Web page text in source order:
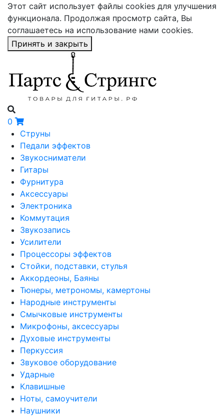
Этот сайт использует файлы cookies для улучшения
функционала. Продолжая просмотр сайта, Вы
соглашаетесь на использование нами cookies.
Принять и закрыть
0
Струны
Педали эффектов
Звукосниматели
Гитары
Фурнитура
Аксессуары
Электроника
Коммутация
Звукозапись
Усилители
Процессоры эффектов
Стойки, подставки, стулья
Аккордеоны, Баяны
Тюнеры, метрономы, камертоны
Народные инструменты
Смычковые инструменты
Микрофоны, аксессуары
Духовые инструменты
Перкуссия
Звуковое оборудование
Ударные
Клавишные
Ноты, самоучители
Наушники